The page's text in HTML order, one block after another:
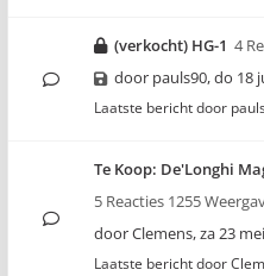
(verkocht) HG-1 4
door pauls90,do 18
Laatste bericht door
Te Koop: De'Longhi
5 Reacties 1255
doorClemens,za 23
Laatste bericht door